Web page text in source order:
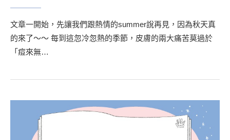
文章一開始，先讓我們跟熱情的summer說再見，因為秋天真
的來了～～ 每到這忽冷忽熱的季節，皮膚的兩大痛苦莫過於
「痘來無…